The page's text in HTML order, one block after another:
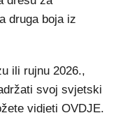
druga boja iz
ili rujnu 2026.,
svoj svjetski
vidjeti OVDJE.